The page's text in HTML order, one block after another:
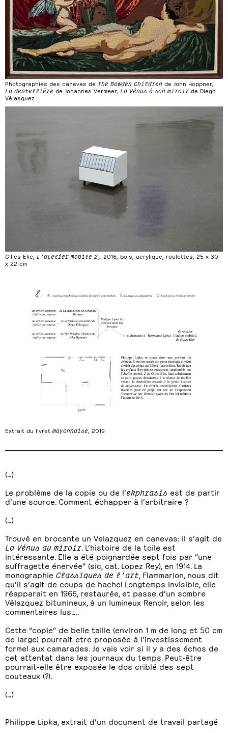
(…)
Le problème de la copie ou de l’ekphrasis est de partir
d’une source. Comment échapper à l’arbitraire ?
(…)
Trouvé en brocante un Velazquez en canevas: il s’agit de
La Vénus au miroir . L’histoire de la toile est
intéressante. Elle a été poignardée sept fois par ”une
suffragette énervée” (sic, cat. Lopez Rey), en 1914. La
monographie Classiques de l’art , Flammarion, nous dit
qu’il s’agit de coups de hache! Longtemps invisible, elle
réapparait en 1966, restaurée, et passe d’un sombre
Vélazquez bitumineux, à un lumineux Renoir, selon les
commentaires lus…..
Cette “copie” de belle taille (environ 1 m de long et 50 cm
de large) pourrait etre proposée à l’investissement
formel aux camarades. Je vais voir si il y a des échos de
cet attentat dans les journaux du temps. Peut-être
pourrait-elle être exposée le dos criblé des sept
couteaux (?).
(…)
Philippe Lipka, extrait d’un document de travail partagé
Photographies des canevas de The Bowden Children de John Hoppner,
La dentellière de Johannes Vermeer, La Vénus à son miroir de Diego
Vélasquez
Gilles Elie, L’atelier mobile 2, 2016, bois, acrylique, roulettes, 25 x 30
x 22 cm
Extrait du livretmayonnaise, 2019